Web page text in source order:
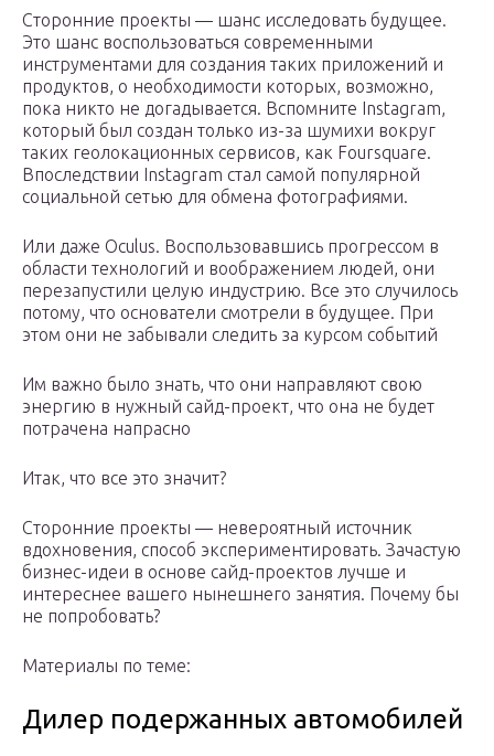
Сторонние проекты — шанс исследовать будущее.
Это шанс воспользоваться современными
инструментами для создания таких приложений и
продуктов, о необходимости которых, возможно,
пока никто не догадывается. Вспомните Instagram,
который был создан только из-за шумихи вокруг
таких геолокационных сервисов, как Foursquare.
Впоследствии Instagram стал самой популярной
социальной сетью для обмена фотографиями.
Или даже Oculus. Воспользовавшись прогрессом в
области технологий и воображением людей, они
перезапустили целую индустрию. Все это случилось
потому, что основатели смотрели в будущее. При
этом они не забывали следить за курсом событий
Им важно было знать, что они направляют свою
энергию в нужный сайд-проект, что она не будет
потрачена напрасно
Итак, что все это значит?
Сторонние проекты — невероятный источник
вдохновения, способ экспериментировать. Зачастую
бизнес-идеи в основе сайд-проектов лучше и
интереснее вашего нынешнего занятия. Почему бы
не попробовать?
Материалы по теме:
Дилер подержанных автомобилей